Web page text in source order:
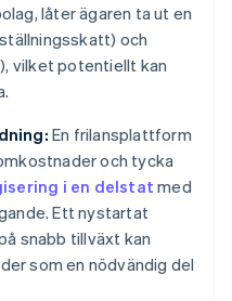
låter ägaren ta ut en
och
vilket potentiellt kan
En frilansplattform
och tycka
i en delstat med
Ett nystartat
snabb tillväxt kan
som en nödvändig del